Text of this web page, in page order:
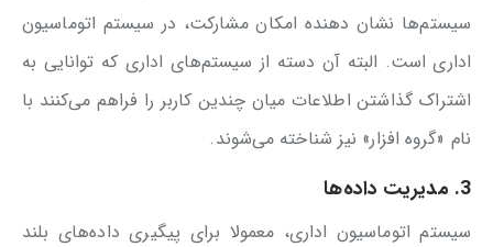
سیستم‌ها نشان دهنده امکان مشارکت، در سیستم اتوماسیون
اداری است. البته آن دسته از سیستم‌های اداری که توانایی به
اشتراک گذاشتن اطلاعات میان چندین کاربر را فراهم می‌کنند با
نام «گروه افزار» نیز شناخته می‌شوند.
3. مدیریت داده‌ها
سیستم اتوماسیون اداری، معمولا برای پیگیری داده‌های بلند